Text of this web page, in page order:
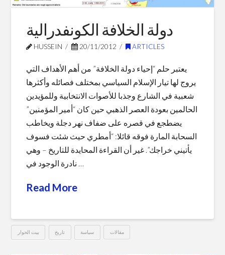
دولة الخلافة الكونفدرالية
HUSSEIN 20/11/2012 ARTICLES
يعتبر حلم “إحياء دولة الخلافة” من أهم الأهداف التي
يروج لها تيار الإسلام السياسي بمختلف فصائله وأكثرها
شعبية في الشارع وجذبا للأصوات الانتخابية وللمؤيدين
الحالمين بعودة العصر الذهبي حين كان “أمير المؤمنين”
يضطجع في قصره على ضفاف نهر دجلة ويخاطب
السحابة المارة فوقه قائلا: “أمطري حيث شئت فسوف
يأتيني خراجك”. غير أن القراءة المحايدة للتاريخ – وهي
نادرة الوجود في …
Read More
بيت الحوار تاريخ سياسة مقالات